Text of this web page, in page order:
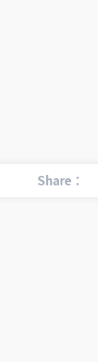
Share：